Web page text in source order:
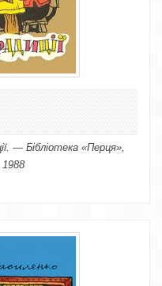
— Бібліотека «Перця»,